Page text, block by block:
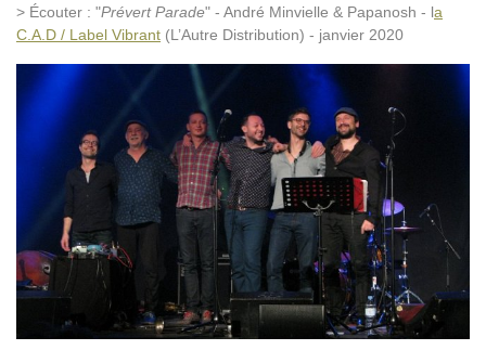
> Écouter : "Prévert Parade" - André Minvielle & Papanosh - la
C.A.D / Label Vibrant (L’Autre Distribution) - janvier 2020